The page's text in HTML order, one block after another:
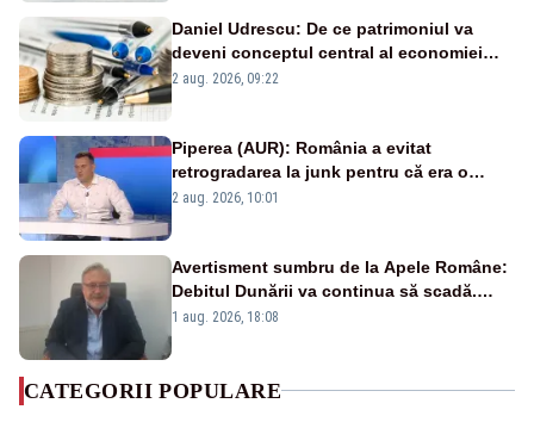
Daniel Udrescu: De ce patrimoniul va
deveni conceptul central al economiei
viitoare?
2 aug. 2026, 09:22
Piperea (AUR): România a evitat
retrogradarea la junk pentru că era o
catastrofă pentru bănci și fondurile de
2 aug. 2026, 10:01
Avertisment sumbru de la Apele Române:
Debitul Dunării va continua să scadă.
Cernavodă s-ar putea închide în 4 zile
1 aug. 2026, 18:08
CATEGORII POPULARE